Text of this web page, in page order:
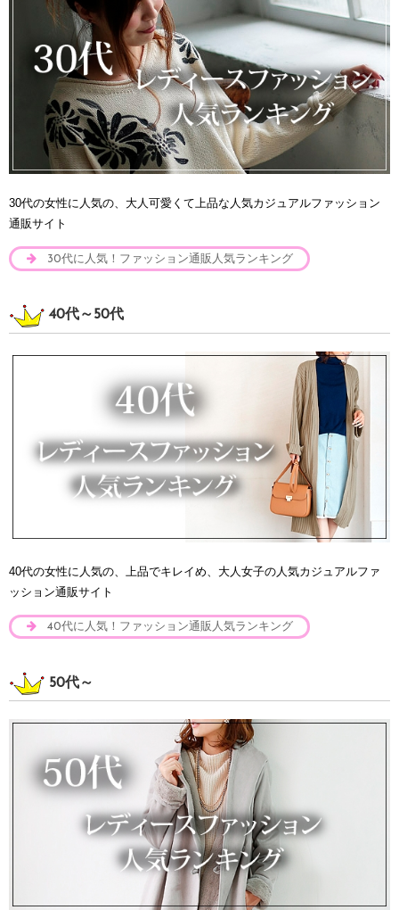
30代の女性に人気の、大人可愛くて上品な人気カジュアルファッション
通販サイト
30代に人気！ファッション通販人気ランキング
40代～50代
40代の女性に人気の、上品でキレイめ、大人女子の人気カジュアルファ
ッション通販サイト
40代に人気！ファッション通販人気ランキング
50代～